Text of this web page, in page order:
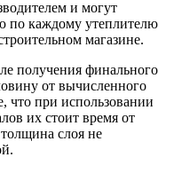
и могут
по каждому утеплителю
магазине.
получения финального
от вычисленного
что при использовании
их стоит время от
слоя не